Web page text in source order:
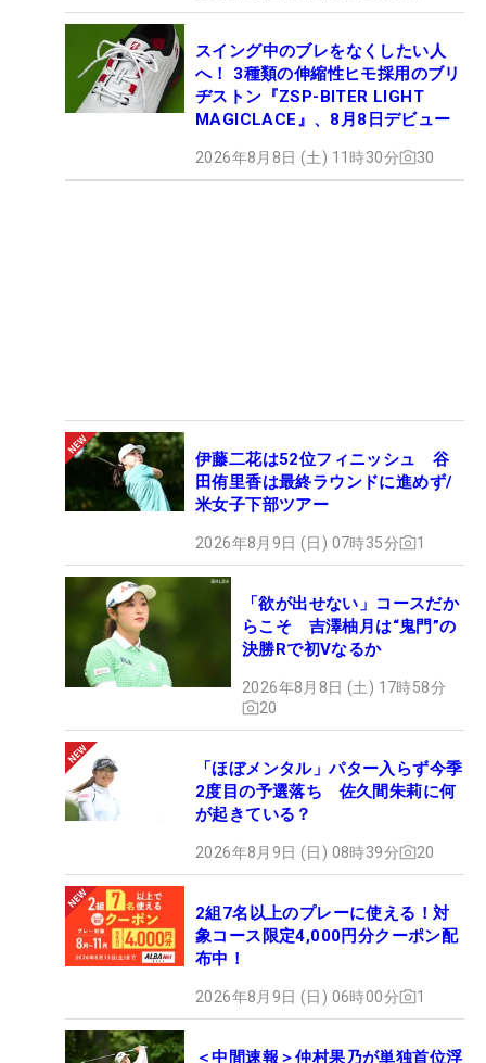
スイング中のブレをなくしたい人
へ！ 3種類の伸縮性ヒモ採用のブリ
ヂストン『ZSP-BITER LIGHT
MAGICLACE』、8月8日デビュー
2026年8月8日 (土) 11時30分 30
伊藤二花は52位フィニッシュ 谷
田侑里香は最終ラウンドに進めず/
米女子下部ツアー
2026年8月9日 (日) 07時35分 1
「欲が出せない」コースだか
らこそ 吉澤柚月は“鬼門”の
決勝Rで初Vなるか
2026年8月8日 (土) 17時58分
20
「ほぼメンタル」パター入らず今季
2度目の予選落ち 佐久間朱莉に何
が起きている？
2026年8月9日 (日) 08時39分 20
2組7名以上のプレーに使える！対
象コース限定4,000円分クーポン配
布中！
2026年8月9日 (日) 06時00分 1
＜中間速報＞仲村果乃が単独首位浮